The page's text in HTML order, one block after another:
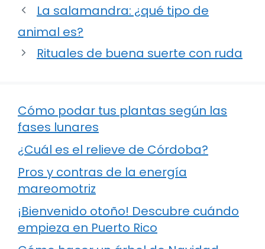
La salamandra: ¿qué tipo de
animal es?
Rituales de buena suerte con ruda
Cómo podar tus plantas según las
fases lunares
¿Cuál es el relieve de Córdoba?
Pros y contras de la energía
mareomotriz
¡Bienvenido otoño! Descubre cuándo
empieza en Puerto Rico